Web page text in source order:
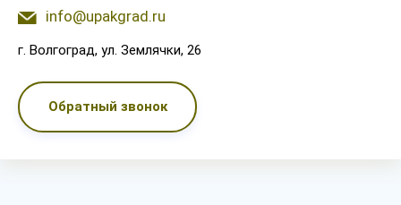
info@upakgrad.ru
г. Волгоград, ул. Землячки, 26
Обратный звонок